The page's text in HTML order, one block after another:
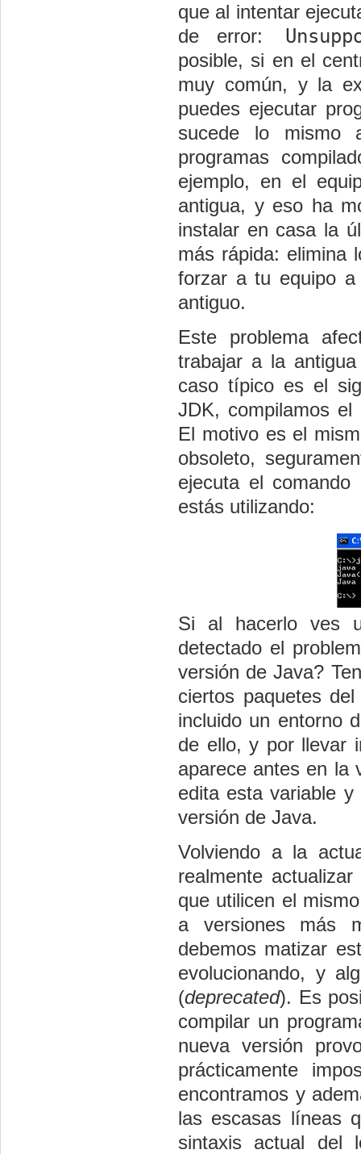
que al intentar
de error:
posible, si en el
muy común, y la
puedes ejecutar
sucede lo mismo
programas
ejemplo, en el
antigua, y eso ha
instalar en casa la
más rápida: elimina
forzar a tu equipo a
antiguo.
Este problema
trabajar a la
caso típico es el
JDK, compilamos el
El motivo es el
obsoleto,
ejecuta el comando
estás utilizando:
Si al hacerlo ves
detectado el
versión de Java?
ciertos paquetes
incluido un entorno
de ello, y por llevar
aparece antes en la
edita esta variable
versión de Java.
Volviendo a la
realmente
que utilicen el
a versiones más
debemos matizar
evolucionando, y
(deprecated). Es
compilar un
nueva versión
prácticamente
encontramos y
las escasas líneas
sintaxis actual del